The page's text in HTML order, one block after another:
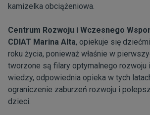
kamizelka obciążeniowa.
Centrum Rozwoju i Wczesnego
CDIAT Marina Alta, opiekuje się
roku życia, ponieważ właśnie w
tworzone są filary optymalnego rozwoju
wiedzy, odpowiednia opieka w tych
ograniczenie zaburzeń rozwoju i
dzieci.